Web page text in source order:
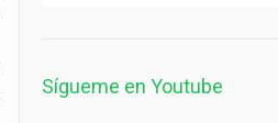
Sígueme en Youtube